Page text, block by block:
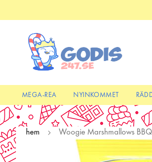
to
MEGA-REA NYINKOMMET
hem Woogie Marshmallows